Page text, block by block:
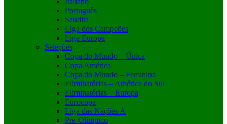
Português
Saudita
Liga dos Campeões
Liga Europa
Seleções
Copa do Mundo – Única
Copa América
Copa do Mundo – Feminina
Eliminatórias – América do Sul
Eliminatórias – Europa
Eurocopa
Liga das Nações A
Pré-Olímpico